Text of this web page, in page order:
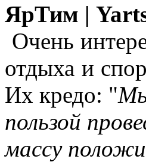
ЯрТим |
Очень
отдыха и
Их кредо: "
пользой
массу